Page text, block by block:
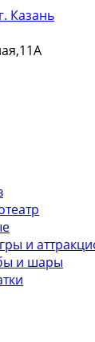
и
и шары